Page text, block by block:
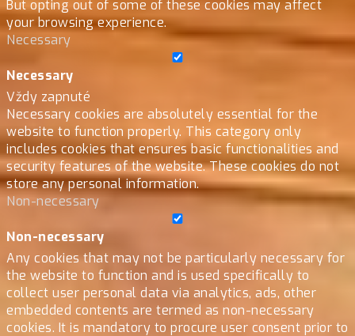
But opting out of some of these cookies may affect
your browsing experience.
Necessary
Necessary
Vždy zapnuté
Necessary cookies are absolutely essential for the
website to function properly. This category only
includes cookies that ensures basic functionalities and
security features of the website. These cookies do not
store any personal information.
Non-necessary
Non-necessary
Any cookies that may not be particularly necessary for
the website to function and is used specifically to
collect user personal data via analytics, ads, other
embedded contents are termed as non-necessary
cookies. It is mandatory to procure user consent prior to